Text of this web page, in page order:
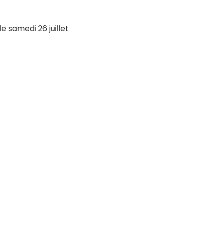
samedi 26 juillet